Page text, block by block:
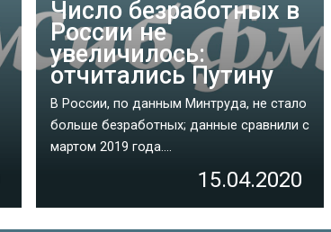
Число безработных в
России не
увеличилось:
отчитались Путину
В России, по данным Минтруда, не стало
больше безработных; данные сравнили с
мартом 2019 года....
15.04.2020